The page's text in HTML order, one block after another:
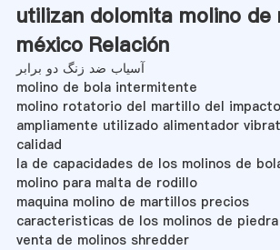
utilizan dolomita molino de
méxico Relación
آسیاب ضد زنگ دو برابر
molino de bola intermitente
molino rotatorio del martillo del
ampliamente utilizado alimentador
calidad
la de capacidades de los molinos de
molino para malta de rodillo
maquina molino de martillos precios
caracteristicas de los molinos de piedra
venta de molinos shredder